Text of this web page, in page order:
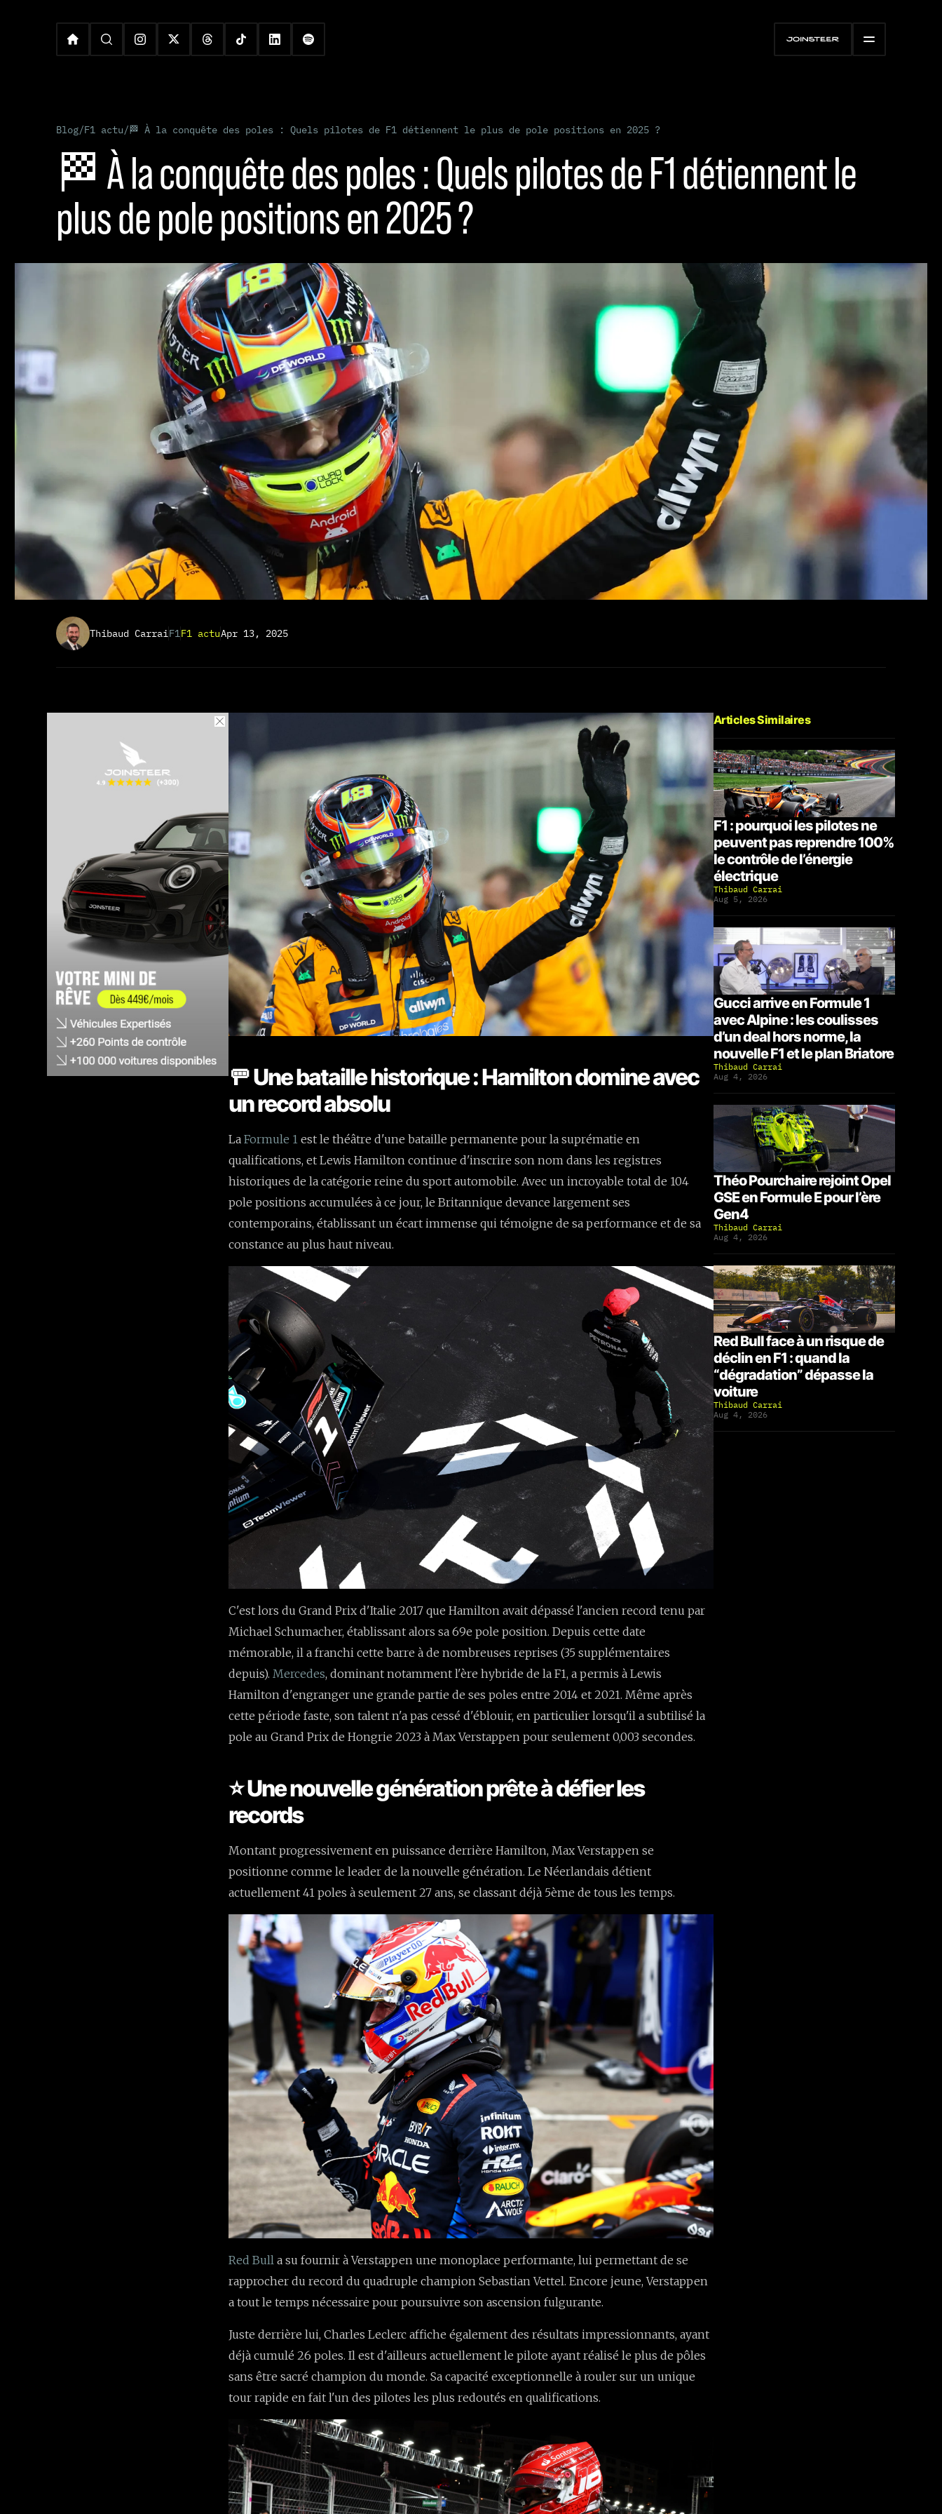
Blog/F1 actu/🏁 À la conquête des poles : Quels pilotes de F1 détiennent le plus de pole positions en 2025 ?
🏁 À la conquête des poles : Quels pilotes de F1 détiennent le
plus de pole positions en 2025 ?
Thibaud Carrai F1 F1 actuApr 13, 2025
🚥 Une bataille historique : Hamilton domine avec
un record absolu
LaFormule 1 est le théâtre d'une bataille permanente pour la suprématie en
qualifications, et Lewis Hamilton continue d'inscrire son nom dans les registres
historiques de la catégorie reine du sport automobile. Avec un incroyable total de 104
pole positions accumulées à ce jour, le Britannique devance largement ses
contemporains, établissant un écart immense qui témoigne de sa performance et de sa
constance au plus haut niveau.
C'est lors du Grand Prix d'Italie 2017 que Hamilton avait dépassé l'ancien record tenu par
Michael Schumacher, établissant alors sa 69e pole position. Depuis cette date
mémorable, il a franchi cette barre à de nombreuses reprises (35 supplémentaires
depuis).Mercedes, dominant notamment l'ère hybride de la F1, a permis à Lewis
Hamilton d'engranger une grande partie de ses poles entre 2014 et 2021. Même après
cette période faste, son talent n'a pas cessé d'éblouir, en particulier lorsqu'il a subtilisé la
pole au Grand Prix de Hongrie 2023 à Max Verstappen pour seulement 0,003 secondes.
⭐ Une nouvelle génération prête à défier les
records
Montant progressivement en puissance derrière Hamilton, Max Verstappen se
positionne comme le leader de la nouvelle génération. Le Néerlandais détient
actuellement 41 poles à seulement 27 ans, se classant déjà 5ème de tous les temps.
Red Bull a su fournir à Verstappen une monoplace performante, lui permettant de se
rapprocher du record du quadruple champion Sebastian Vettel. Encore jeune, Verstappen
a tout le temps nécessaire pour poursuivre son ascension fulgurante.
Juste derrière lui, Charles Leclerc affiche également des résultats impressionnants, ayant
déjà cumulé 26 poles. Il est d'ailleurs actuellement le pilote ayant réalisé le plus de pôles
sans être sacré champion du monde. Sa capacité exceptionnelle à rouler sur un unique
tour rapide en fait l'un des pilotes les plus redoutés en qualifications.
Articles Similaires
F1 : pourquoi les pilotes ne
peuvent pas reprendre 100%
le contrôle de l’énergie
électrique
Thibaud Carrai
Aug 5, 2026
Gucci arrive en Formule 1
avec Alpine : les coulisses
d’un deal hors norme, la
nouvelle F1 et le plan Briatore
Thibaud Carrai
Aug 4, 2026
Théo Pourchaire rejoint Opel
GSE en Formule E pour l’ère
Gen4
Thibaud Carrai
Aug 4, 2026
Red Bull face à un risque de
déclin en F1 : quand la
“dégradation” dépasse la
voiture
Thibaud Carrai
Aug 4, 2026